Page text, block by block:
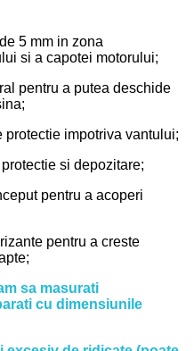
5 mm in zona
si a capotei motorului;
pentru a putea deschide
protectie impotriva vantului;
si depozitare;
pentru a acoperi
pentru a creste
sa masurati
cu dimensiunile